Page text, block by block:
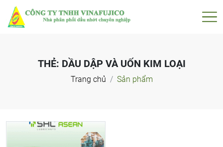
THẺ: DẦU DẬP VÀ UỐN KIM LOẠI
Trang chủ Sản phẩm